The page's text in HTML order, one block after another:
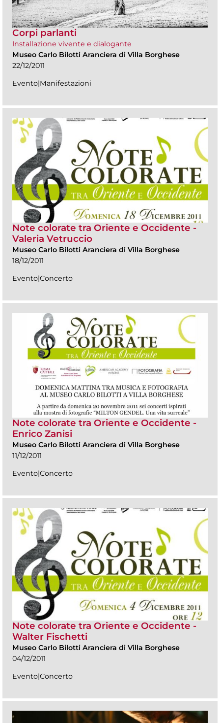
Corpi parlanti
Installazione vivente e dialogante
Museo Carlo Bilotti Aranciera di Villa Borghese
22/12/2011
Evento|Manifestazioni
Note colorate tra Oriente e Occidente -
Valeria Vetruccio
Museo Carlo Bilotti Aranciera di Villa Borghese
18/12/2011
Evento|Concerto
Note colorate tra Oriente e Occidente -
Enrico Zanisi
Museo Carlo Bilotti Aranciera di Villa Borghese
11/12/2011
Evento|Concerto
Note colorate tra Oriente e Occidente -
Walter Fischetti
Museo Carlo Bilotti Aranciera di Villa Borghese
04/12/2011
Evento|Concerto